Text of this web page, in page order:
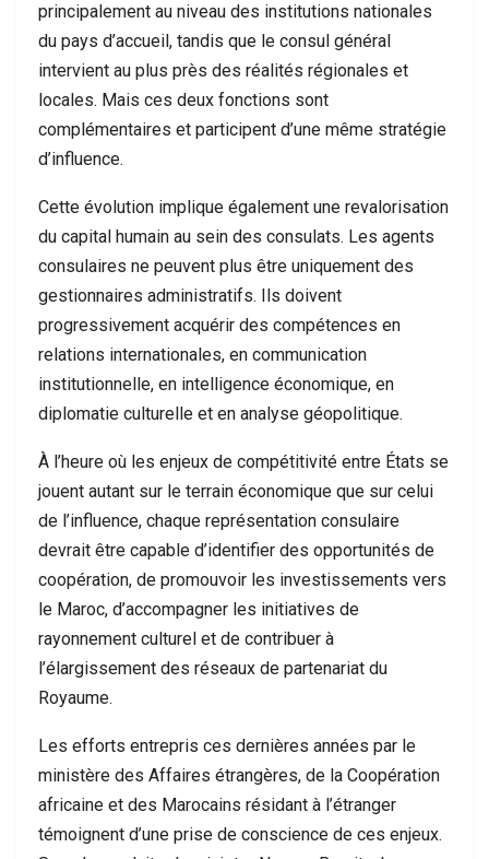
principalement au niveau des institutions nationales
du pays d’accueil, tandis que le consul général
intervient au plus près des réalités régionales et
locales. Mais ces deux fonctions sont
complémentaires et participent d’une même stratégie
d’influence.
Cette évolution implique également une revalorisation
du capital humain au sein des consulats. Les agents
consulaires ne peuvent plus être uniquement des
gestionnaires administratifs. Ils doivent
progressivement acquérir des compétences en
relations internationales, en communication
institutionnelle, en intelligence économique, en
diplomatie culturelle et en analyse géopolitique.
À l’heure où les enjeux de compétitivité entre États se
jouent autant sur le terrain économique que sur celui
de l’influence, chaque représentation consulaire
devrait être capable d’identifier des opportunités de
coopération, de promouvoir les investissements vers
le Maroc, d’accompagner les initiatives de
rayonnement culturel et de contribuer à
l’élargissement des réseaux de partenariat du
Royaume.
Les efforts entrepris ces dernières années par le
ministère des Affaires étrangères, de la Coopération
africaine et des Marocains résidant à l’étranger
témoignent d’une prise de conscience de ces enjeux.